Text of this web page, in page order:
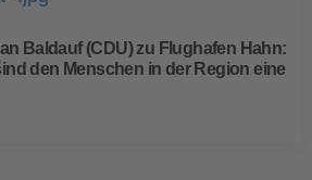
Baldauf (CDU) zu Flughafen Hahn:
den Menschen in der Region eine